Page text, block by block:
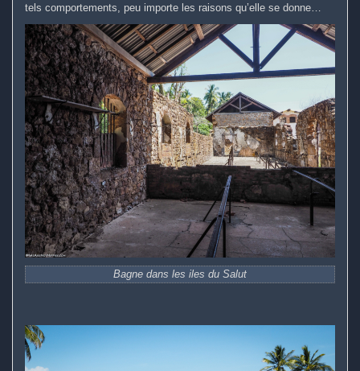
tels comportements, peu importe les raisons qu’elle se donne…
Bagne dans les iles du Salut